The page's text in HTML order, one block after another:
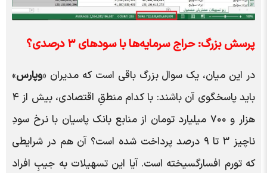
پرسش بزرگ: حراج سرمایه‌ها با سود‌های ۳ درصدی؟
در این میان، یک سوال بزرگ باقی است که مدیران «وپارس»
باید پاسخگوی آن باشند: با کدام منطقِ اقتصادی، بیش از ۴
هزار و ۷۰۰ میلیارد تومان از منابع بانک پاسیان با نرخ سودِ
ناچیز ۳ تا ۹ درصد پرداخت شده است؟ آن هم در شرایطی
که تورم افسارگسیخته است. آیا این تسهیلات به جیبِ افراد